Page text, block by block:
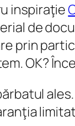
inspiraţie
de
prin
OK?